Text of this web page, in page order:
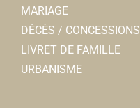
MARIAGE
DÉCÈS / CONCESSIONS
LIVRET DE FAMILLE
URBANISME